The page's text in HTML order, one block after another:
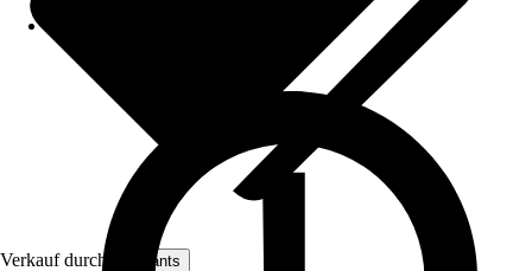
Verkauf durch: artplants